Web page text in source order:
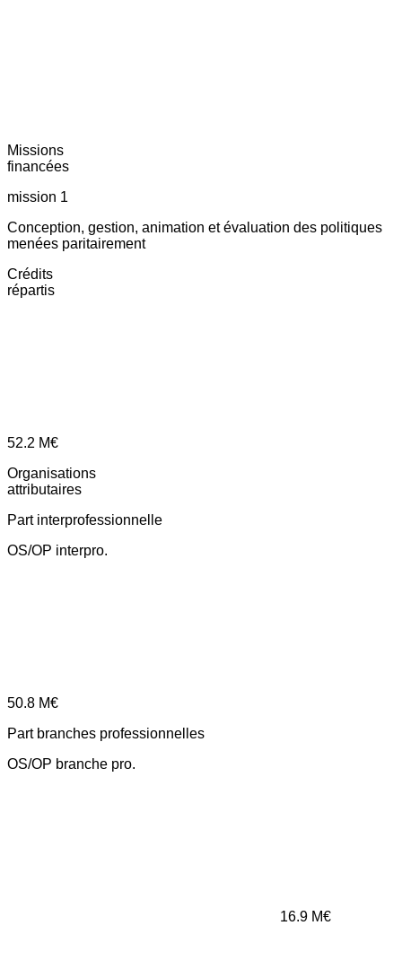
Missions
financées
mission 1
Conception, gestion, animation et évaluation des politiques
menées paritairement
Crédits
répartis
52.2 M€
Organisations
attributaires
Part interprofessionnelle
OS/OP interpro.
50.8 M€
Part branches professionnelles
OS/OP branche pro.
16.9 M€